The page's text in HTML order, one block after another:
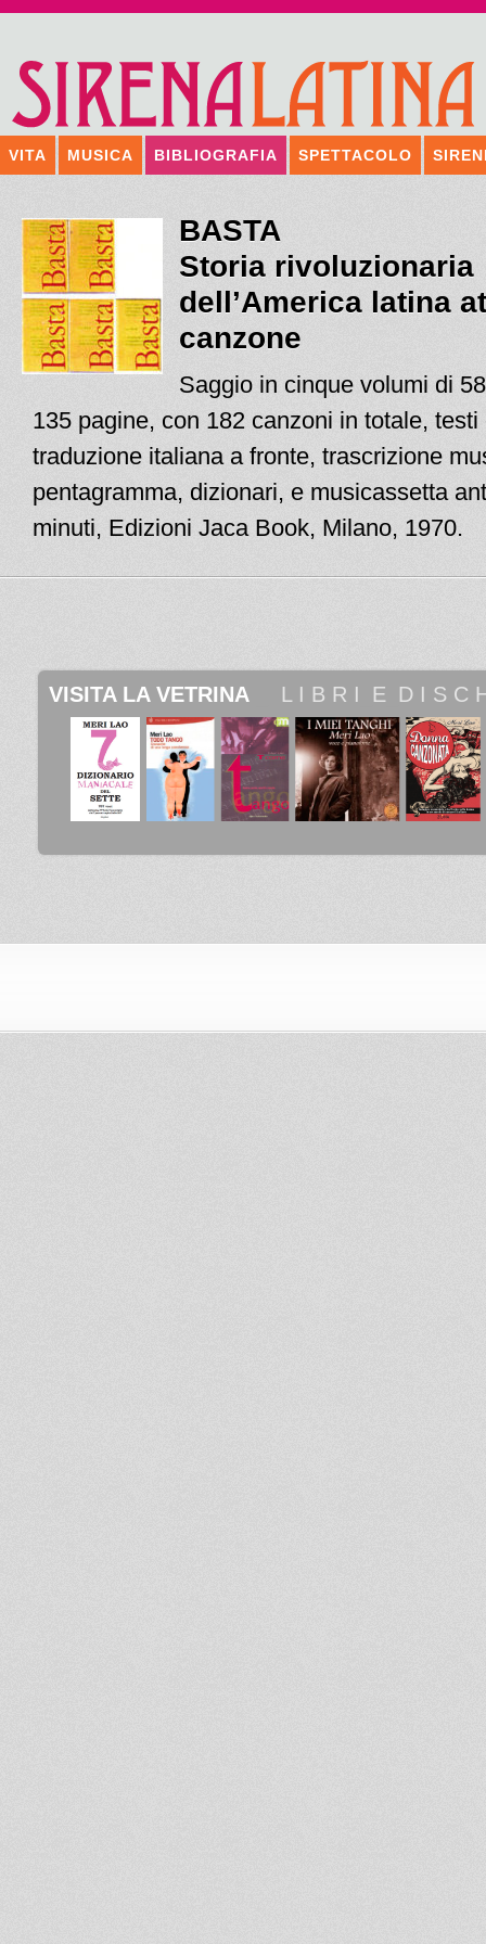
VITA MUSICA BIBLIOGRAFIA SPETTACOLO
BASTA
Storia rivoluzionaria
dell’America latina
canzone
Saggio in cinque volumi di
135 pagine, con 182 canzoni in totale, testi
traduzione italiana a fronte, trascrizione
pentagramma, dizionari, e musicassetta
minuti, Edizioni Jaca Book, Milano, 1970.
VISITA LA VETRINA L I B R I E D I S C